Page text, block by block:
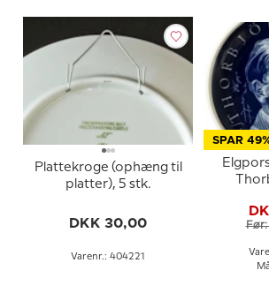
Plattekroge (ophæng til
platter), 5 stk.
DKK 30,00
Varenr.: 404221
SPAR
Før: